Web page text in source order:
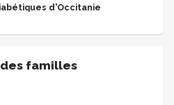
d'Occitanie
familles